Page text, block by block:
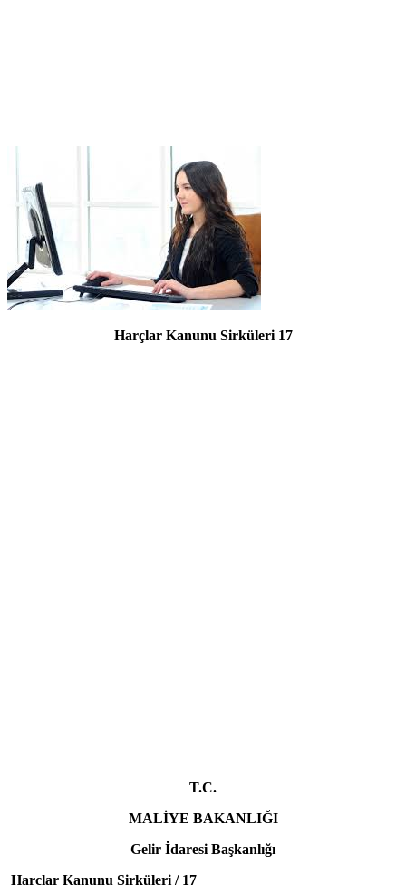
Harçlar Kanunu Sirküleri 17
T.C.
MALİYE BAKANLIĞI
Gelir İdaresi Başkanlığı
Harçlar Kanunu Sirküleri / 17